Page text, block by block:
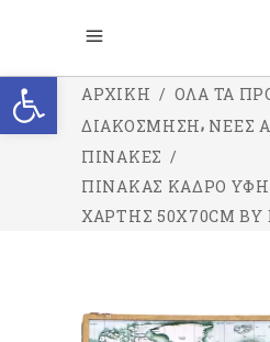
Ανοίξτε τη γραμμή εργαλείων
ΑΡΧΙΚΉ / ΌΛΑ ΤΑ
ΔΙΑΚΟΣΜΗΣΗ, ΝΕΕΣ
ΠΙΝΑΚΕΣ /
ΠΊΝΑΚΑΣ ΚΆΔΡΟ
ΧΆΡΤΗΣ 50X70CM BY